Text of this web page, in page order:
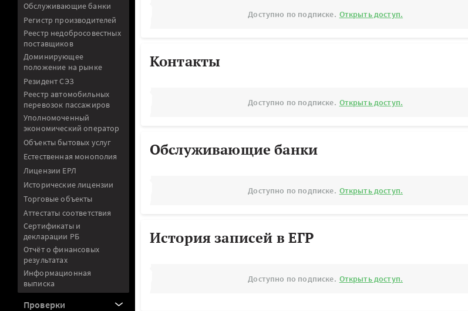
Обслуживающие банки
Регистр производителей
Реестр недобросовестных
поставщиков
Доминирующее
положение на рынке
Резидент СЭЗ
Реестр автомобильных
перевозок пассажиров
Уполномоченный
экономический оператор
Объекты бытовых услуг
Естественная монополия
Лицензии ЕРЛ
Исторические лицензии
Торговые объекты
Аттестаты соответствия
Сертификаты и
декларации РБ
Отчёт о финансовых
результатах
Информационная
выписка
Проверки
Доступно по подписке. Открыть доступ.
Контакты
Доступно по подписке. Открыть доступ.
Обслуживающие банки
Доступно по подписке. Открыть доступ.
История записей в ЕГР
Доступно по подписке. Открыть доступ.